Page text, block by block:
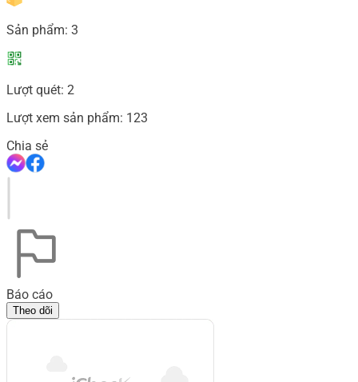
Sản phẩm: 3
Lượt quét: 2
Lượt xem sản phẩm: 123
Chia sẻ
Báo cáo
Theo dõi